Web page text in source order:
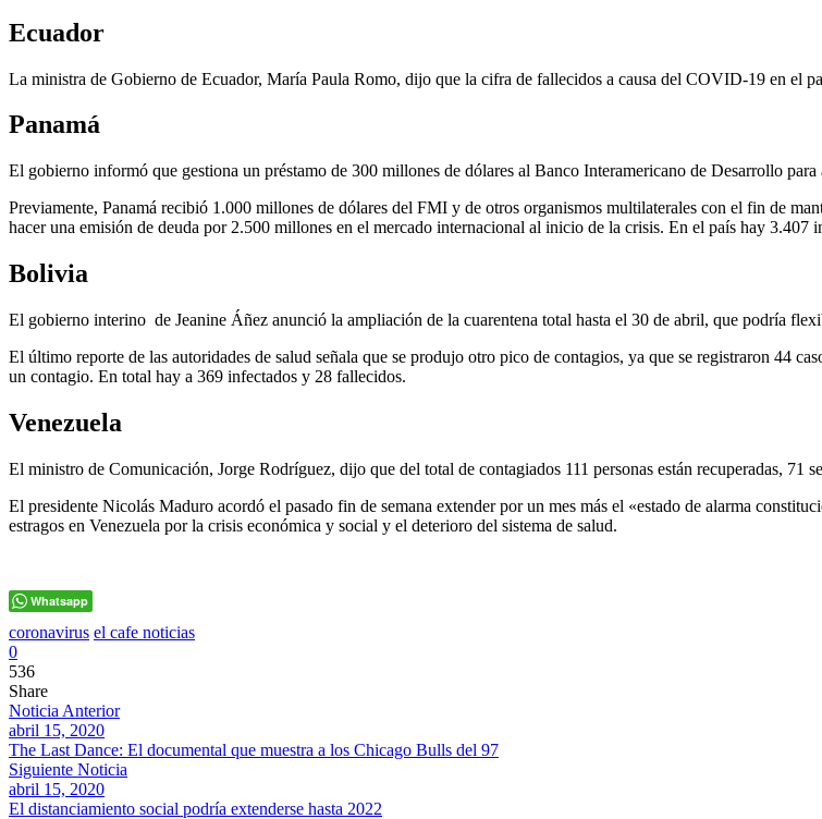
Ecuador
La ministra de Gobierno de Ecuador, María Paula Romo, dijo que la cifra de fallecidos a causa del COVID-19 en el
Panamá
El gobierno informó que gestiona un préstamo de 300 millones de dólares al Banco Interamericano de Desarrollo
Previamente, Panamá recibió 1.000 millones de dólares del FMI y de otros organismos multilaterales con el fin de
hacer una emisión de deuda por 2.500 millones en el mercado internacional al inicio de la crisis. En el país hay 3.407
Bolivia
El gobierno interino de Jeanine Áñez anunció la ampliación de la cuarentena total hasta el 30 de abril, que podría
El último reporte de las autoridades de salud señala que se produjo otro pico de contagios, ya que se registraron 44
un contagio. En total hay a 369 infectados y 28 fallecidos.
Venezuela
El ministro de Comunicación, Jorge Rodríguez, dijo que del total de contagiados 111 personas están recuperadas, 71
El presidente Nicolás Maduro acordó el pasado fin de semana extender por un mes más el «estado de alarma
estragos en Venezuela por la crisis económica y social y el deterioro del sistema de salud.
Whatsapp
coronavirus el cafe noticias
0
536
Share
Noticia Anterior
abril 15, 2020
The Last Dance: El documental que muestra a los Chicago Bulls del 97
Siguiente Noticia
abril 15, 2020
El distanciamiento social podría extenderse hasta 2022